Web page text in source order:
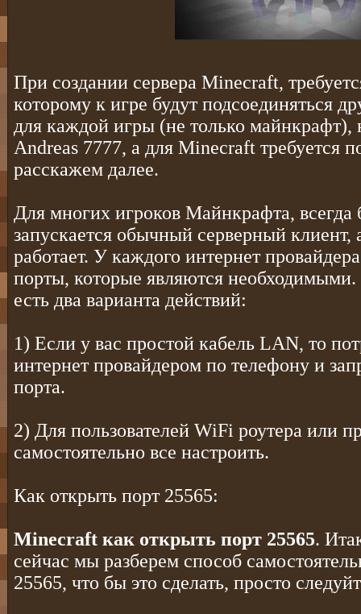
При создании сервера Minecraft,
которому к игре будут подсоединяться
для каждой игры (не только майнкрафт),
Andreas 7777, а для Minecraft требуется
расскажем далее.
Для многих игроков Майнкрафта, всегда
запускается обычный серверный клиент,
работает. У каждого интернет
порты, которые являются
есть два варианта действий:
1) Если у вас простой кабель LAN, то
интернет провайдером по телефону и
порта.
2) Для пользователей WiFi роутера или
самостоятельно все настроить.
Как открыть порт 25565:
Minecraft как открыть порт 25565.
сейчас мы разберем способ
25565, что бы это сделать, просто